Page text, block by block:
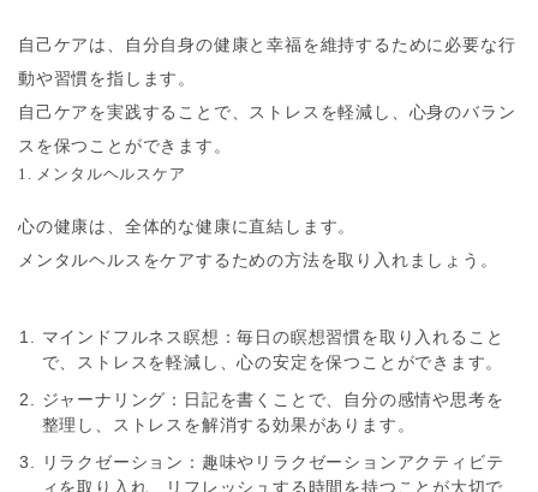
自己ケアは、自分自身の健康と幸福を維持するために必要な行
動や習慣を指します。
自己ケアを実践することで、ストレスを軽減し、心身のバラン
スを保つことができます。
1. メンタルヘルスケア
心の健康は、全体的な健康に直結します。
メンタルヘルスをケアするための方法を取り入れましょう。
マインドフルネス瞑想 ：毎日の瞑想習慣を取り入れること
で、ストレスを軽減し、心の安定を保つことができます。
ジャーナリング ：日記を書くことで、自分の感情や思考を
整理し、ストレスを解消する効果があります。
リラクゼーション ：趣味やリラクゼーションアクティビテ
ィを取り入れ、リフレッシュする時間を持つことが大切で